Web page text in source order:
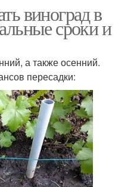
виноград в
сроки и
а также осенний.
пересадки: